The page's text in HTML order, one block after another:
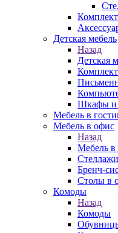
Детская мебель
Назад
Детская
Шкафы и
Мебель в
Мебель в офис
Назад
Мебель в
Бренч-
Столы в
Комоды
Назад
Комоды